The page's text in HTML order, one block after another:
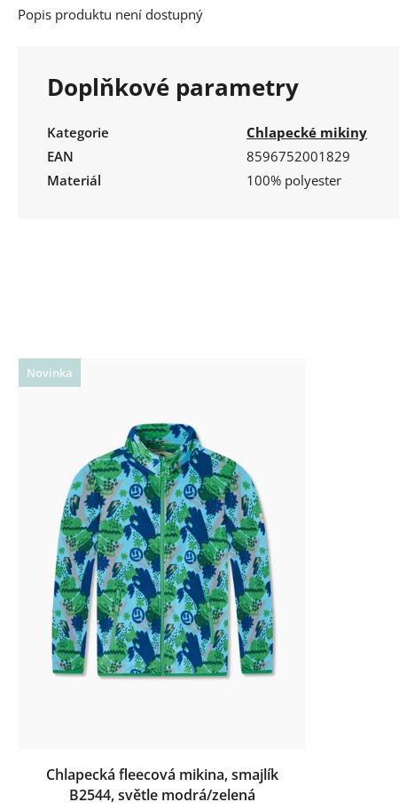
Popis produktu není dostupný
Doplňkové parametry
Kategorie
Chlapecké mikiny
EAN
8596752001829
Materiál
100% polyester
Novinka
Chlapecká fleecová mikina, smajlík
B2544, světle modrá/zelená